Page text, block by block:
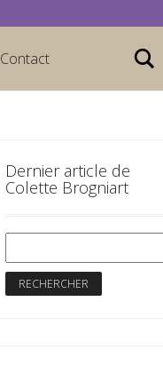
Contact
Dernier article de
Colette Brogniart